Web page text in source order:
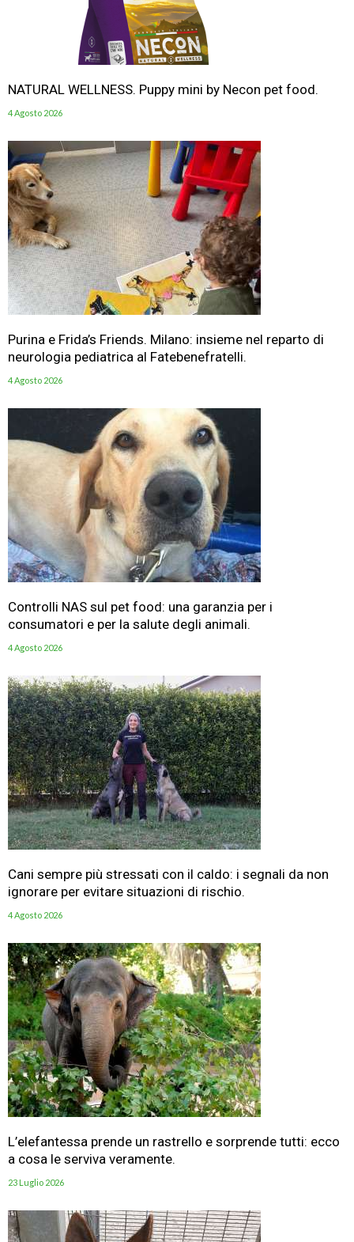
NATURAL WELLNESS. Puppy mini by Necon pet food.
4 Agosto 2026
Purina e Frida’s Friends. Milano: insieme nel reparto di
neurologia pediatrica al Fatebenefratelli.
4 Agosto 2026
Controlli NAS sul pet food: una garanzia per i
consumatori e per la salute degli animali.
4 Agosto 2026
Cani sempre più stressati con il caldo: i segnali da non
ignorare per evitare situazioni di rischio.
4 Agosto 2026
L’elefantessa prende un rastrello e sorprende tutti: ecco
a cosa le serviva veramente.
23 Luglio 2026